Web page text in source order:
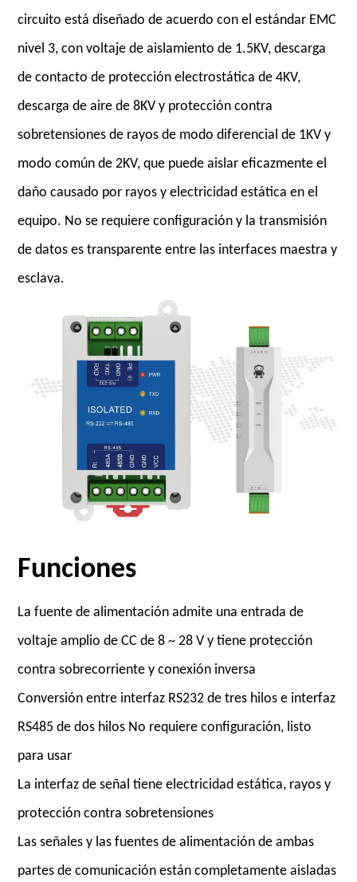
circuito está diseñado de acuerdo con el estándar EMC
nivel 3, con voltaje de aislamiento de 1.5KV, descarga
de contacto de protección electrostática de 4KV,
descarga de aire de 8KV y protección contra
sobretensiones de rayos de modo diferencial de 1KV y
modo común de 2KV, que puede aislar eficazmente el
daño causado por rayos y electricidad estática en el
equipo. No se requiere configuración y la transmisión
de datos es transparente entre las interfaces maestra y
esclava.
Funciones
La fuente de alimentación admite una entrada de
voltaje amplio de CC de 8 ~ 28 V y tiene protección
contra sobrecorriente y conexión inversa
Conversión entre interfaz RS232 de tres hilos e interfaz
RS485 de dos hilos No requiere configuración, listo
para usar
La interfaz de señal tiene electricidad estática, rayos y
protección contra sobretensiones
Las señales y las fuentes de alimentación de ambas
partes de comunicación están completamente aisladas